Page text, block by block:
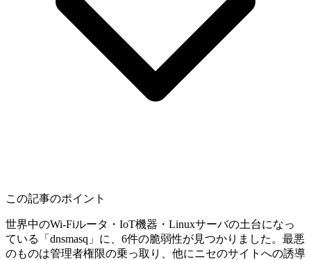
この記事のポイント
世界中のWi-Fiルータ・IoT機器・Linuxサーバの土台になっ
ている「dnsmasq」に、6件の脆弱性が見つかりました。最悪
のものは管理者権限の乗っ取り、他にニセのサイトへの誘導